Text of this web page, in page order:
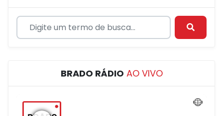
BRADO RÁDIO AO VIVO